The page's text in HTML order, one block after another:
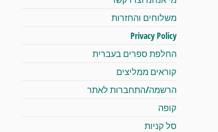
משלוחים והחזרות
Privacy Policy
החלפת ספרים בעברית
קוראים ממליצים
הרשמה/התחברות לאתר
קופה
סל קניות